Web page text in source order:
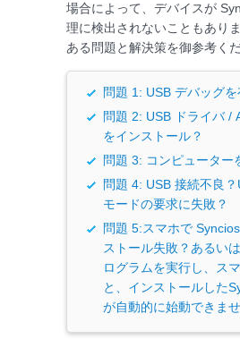
場合によって、デバイスが
理に検出されないこともあり
ある問題と解決策を御参考くだ
問題 1: USB デバッグ
問題 2: USB ドライバ /
をインストール？
問題 3: コンピューター
問題 4: USB 接続不良
モードの要求に失敗？
問題 5:スマホで
ストール失敗？あるい
ログラムを実行し、ス
と、インストールした
が自動的に始動できま